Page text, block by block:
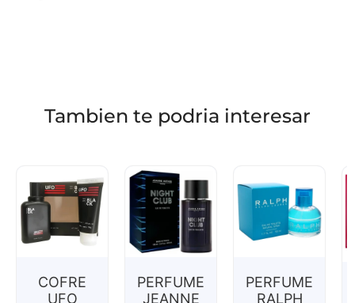
Tambien te podria interesar
COFRE
UFO
PERFUME
JEANNE
PERFUME
RALPH